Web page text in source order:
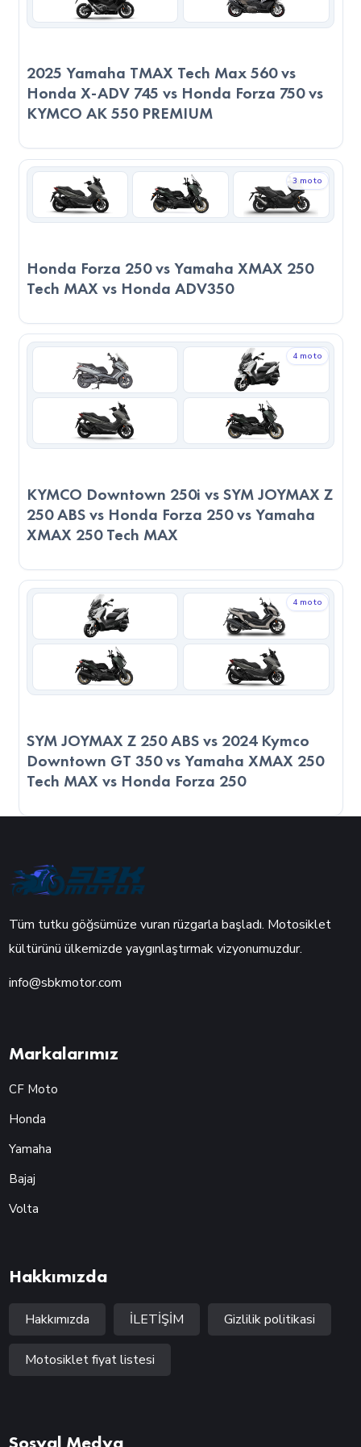
Sonuç
Teknik Performans:
Puanlar girilmediği için sadece teknik verilere göre
değerlendirme yapılmıştır.
Servis ve Parça Durumu:
2023 Yamaha XMAX 250 Tech MAX, daha yaygın servis
ağına sahip. 2023 Yamaha XMAX 250 Tech MAX, servis
kalitesi açısından daha iyi yorumlara sahip. 2023 Yamaha
avantajlı.
2023 KYMCO AK 550 PREMIUM, motor hacmi, tork gücü ve
maksimum hızı ile performans odaklı sürücüler için daha güçlü
bir alternatiftir. Özellikle yüksek hızlara çıkmak isteyen, pist
veya uzun yol sürüşlerinde maksimum verim arayan
kullanıcılar için ideal bir tercihtir. 2023 Yamaha XMAX 250
Tech MAX ise daha mütevazı teknik değerlere sahip olsa da,
kullanım sunabilir. Son kararı verirken, sadece teknik verilere
değil, kullanım amacınıza, sürüş alışkanlıklarınıza ve
motosikleti nerede kullanacağınızı göz önünde
bulundurmanız önemlidir.
2025 Yamaha TMAX Tech Max 560 vs
Honda X-ADV 745 vs Honda Forza 750 vs
KYMCO AK 550 PREMIUM
3 moto
Honda Forza 250 vs Yamaha XMAX 250
Tech MAX vs Honda ADV350
4 moto
KYMCO Downtown 250i vs SYM JOYMAX Z
250 ABS vs Honda Forza 250 vs Yamaha
XMAX 250 Tech MAX
4 moto
SYM JOYMAX Z 250 ABS vs 2024 Kymco
Downtown GT 350 vs Yamaha XMAX 250
Tech MAX vs Honda Forza 250
Tüm tutku göğsümüze vuran rüzgarla başladı. Motosiklet
kültürünü ülkemizde yaygınlaştırmak vizyonumuzdur.
info@sbkmotor.com
Markalarımız
CF Moto
Honda
Yamaha
Bajaj
Volta
Hakkımızda
Hakkımızda İLETİŞİM Gizlilik politikasi
Motosiklet fiyat listesi